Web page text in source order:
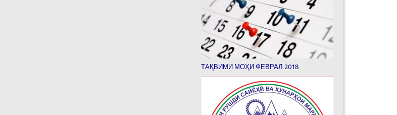
ТАҚВИМИ МОҲИ ФЕВРАЛ 2018